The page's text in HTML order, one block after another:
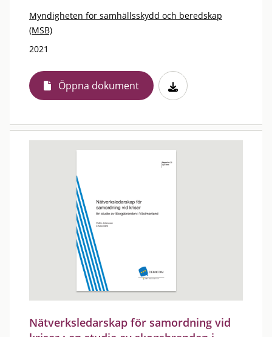
Myndigheten för samhällsskydd och beredskap
(MSB)
2021
Öppna dokument
Nätverksledarskap för samordning vid